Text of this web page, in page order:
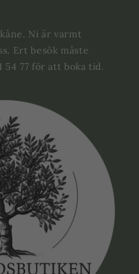
Ni är varmt
Ert besök måste
54 77 för att boka tid.